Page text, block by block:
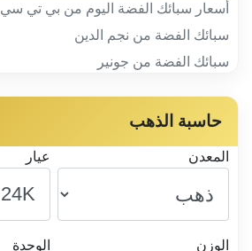
أسعار سبائك الفضة اليوم من بي تي سي BTC
سبائك الفضة من نجم الدين
سبائك الفضة من جونير
حاسبة الذهب
المعدن عيار
الوزن الوحدة